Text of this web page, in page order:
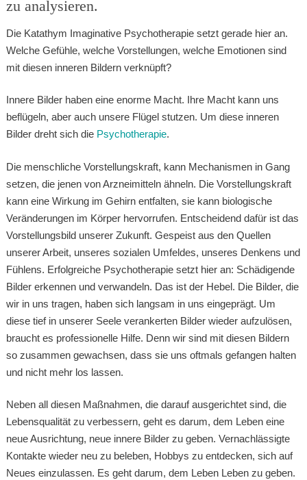
zu analysieren.
Die Katathym Imaginative Psychotherapie setzt gerade hier an.
Welche Gefühle, welche Vorstellungen, welche Emotionen sind
mit diesen inneren Bildern verknüpft?
Innere Bilder haben eine enorme Macht. Ihre Macht kann uns
beflügeln, aber auch unsere Flügel stutzen. Um diese inneren
Bilder dreht sich die Psychotherapie.
Die menschliche Vorstellungskraft, kann Mechanismen in Gang
setzen, die jenen von Arzneimitteln ähneln. Die Vorstellungskraft
kann eine Wirkung im Gehirn entfalten, sie kann biologische
Veränderungen im Körper hervorrufen. Entscheidend dafür ist das
Vorstellungsbild unserer Zukunft. Gespeist aus den Quellen
unserer Arbeit, unseres sozialen Umfeldes, unseres Denkens und
Fühlens. Erfolgreiche Psychotherapie setzt hier an: Schädigende
Bilder erkennen und verwandeln. Das ist der Hebel. Die Bilder, die
wir in uns tragen, haben sich langsam in uns eingeprägt. Um
diese tief in unserer Seele verankerten Bilder wieder aufzulösen,
braucht es professionelle Hilfe. Denn wir sind mit diesen Bildern
so zusammen gewachsen, dass sie uns oftmals gefangen halten
und nicht mehr los lassen.
Neben all diesen Maßnahmen, die darauf ausgerichtet sind, die
Lebensqualität zu verbessern, geht es darum, dem Leben eine
neue Ausrichtung, neue innere Bilder zu geben. Vernachlässigte
Kontakte wieder neu zu beleben, Hobbys zu entdecken, sich auf
Neues einzulassen. Es geht darum, dem Leben Leben zu geben.